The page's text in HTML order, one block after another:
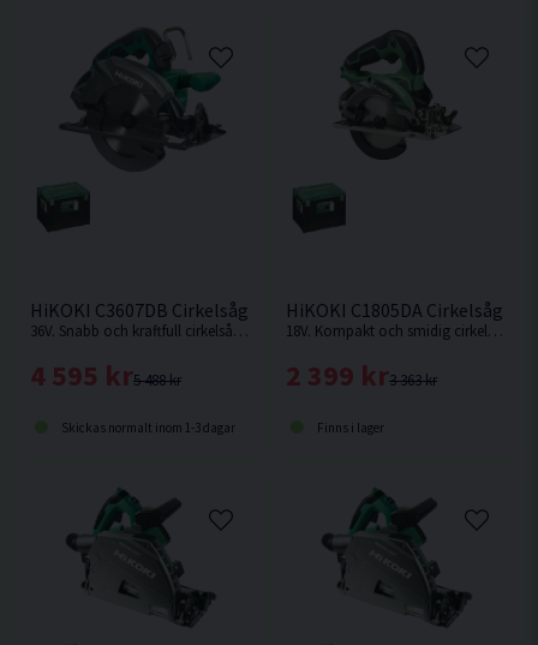
Vikt utan. batteri: 2,0 kg
HiKOKI C3607DB Cirkelsåg 190mm 36V
36V. Snabb och kraftfull cirkelsåg för tuffa jobb, såsom kapning och klyvning, även av tryckimpregnerat virke. Levereras utan batteri och laddare.
5 488 kr
4 595 kr
Skickas normalt inom 1-3 dagar
HiKOKI C1805DA Cirkelsåg
18V. Kompakt och smidig cirkelsåg med hög kapacitet från HiKOKI. Levereras utan batteri och laddare. Trallskolan kampanj - Levereras inklusive 1st extra sågklinga.
3 363 kr
2 399 kr
Finns i lager